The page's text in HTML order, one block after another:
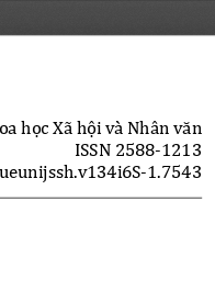
học Xã hội và Nhân văn
ISSN 2588-1213
1.7543